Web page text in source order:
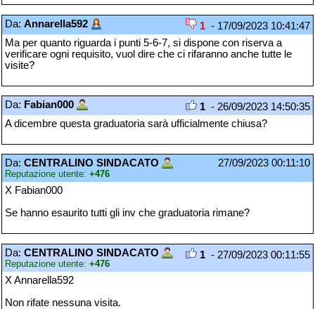
Da: Annarella592 1 - 17/09/2023 10:41:47
Ma per quanto riguarda i punti 5-6-7, si dispone con riserva a
verificare ogni requisito, vuol dire che ci rifaranno anche tutte le
visite?
Da: Fabian000 1 - 26/09/2023 14:50:35
A dicembre questa graduatoria sarà ufficialmente chiusa?
Da: CENTRALINO SINDACATO
Reputazione utente: +476
27/09/2023 00:11:10
X Fabian000
Se hanno esaurito tutti gli inv che graduatoria rimane?
Da: CENTRALINO SINDACATO
Reputazione utente: +476
1 - 27/09/2023 00:11:55
X Annarella592
Non rifate nessuna visita.